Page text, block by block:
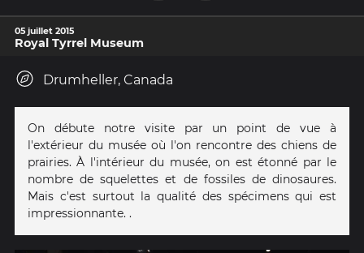
05 juillet 2015
Royal Tyrrel Museum
Drumheller, Canada
On débute notre visite par un point de vue à
l'extérieur du musée où l'on rencontre des chiens de
prairies. À l'intérieur du musée, on est étonné par le
nombre de squelettes et de fossiles de dinosaures.
Mais c'est surtout la qualité des spécimens qui est
impressionnante. .